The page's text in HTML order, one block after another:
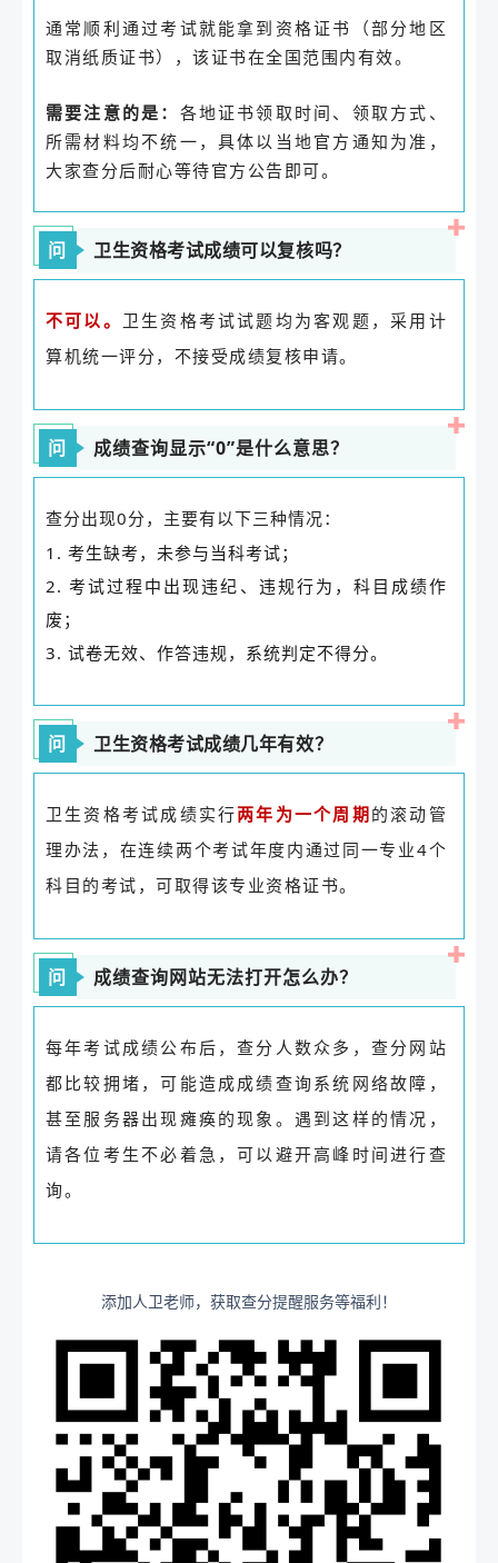
通常顺利通过考试就能拿到资格证书（部分地区
取消纸质证书），该证书在全国范围内有效。
需要注意的是： 各地证书领取时间、领取方式、
所需材料均不统一，具体以当地官方通知为准，
大家查分后耐心等待官方公告即可。
问 卫生资格考试成绩可以复核吗？
不可以。 卫生资格考试试题均为客观题，采用计
算机统一评分，不接受成绩复核申请。
问 成绩查询显示“0”是什么意思？
查分出现0分，主要有以下三种情况：
1. 考生缺考，未参与当科考试；
2. 考试过程中出现违纪、违规行为，科目成绩作
废；
3. 试卷无效、作答违规，系统判定不得分。
问 卫生资格考试成绩几年有效？
卫生资格考试成绩实行两年为一个周期 的滚动管
理办法，在连续两个考试年度内通过同一专业4个
科目的考试，可取得该专业资格证书。
问 成绩查询网站无法打开怎么办？
每年考试成绩公布后，查分人数众多，查分网站
都比较拥堵，可能造成成绩查询系统网络故障，
甚至服务器出现瘫痪的现象。遇到这样的情况，
请各位考生不必着急，可以避开高峰时间进行查
询。
添加人卫老师，获取查分提醒服务等福利！